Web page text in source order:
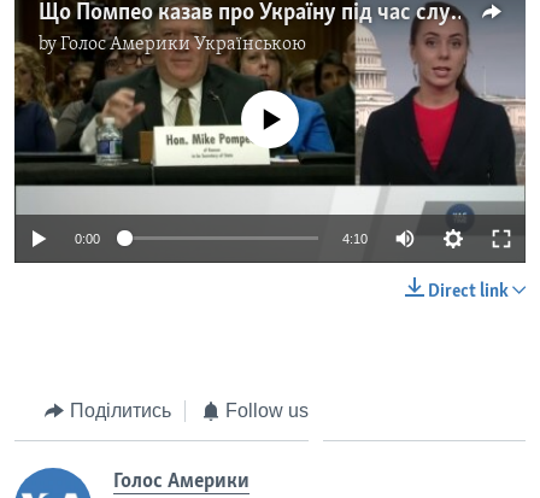
Що Помпео казав про Україну під час слухань із затвердження на посаді держсекретаря США. Відео
byГолос Америки Українською
No media source currently available
0:00 4:10
Direct link
Поділитись Follow us
Голос Америки